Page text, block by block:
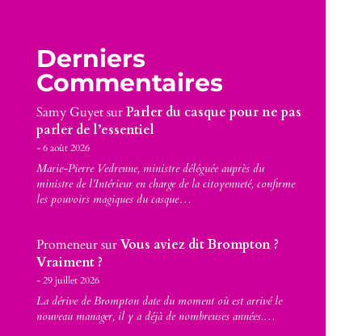
Derniers
Commentaires
Samy GuyetsurParler du casque pour ne pas
parler de l’essentiel
6 août 2026
Marie-Pierre Vedrenne, ministre déléguée auprès du
ministre de l’Intérieur en charge de la citoyenneté, confirme
les pouvoirs magiques du casque…
PromeneursurVous aviez dit Brompton ?
Vraiment ?
29 juillet 2026
La dérive de Brompton date du moment où est arrivé le
nouveau manager, il y a déjà de nombreuses années.…